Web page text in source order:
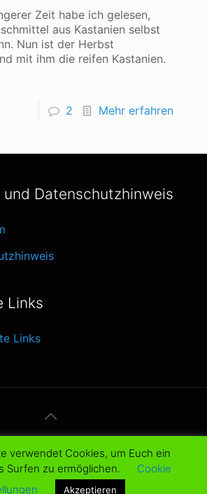
Zeit habe ich gelesen,
aus Kastanien selbst
Nun ist der Herbst
mit ihm die reifen Kastanien.
2 Mehr erfahren
und Datenschutzhinweis
Links
Links
better-life-blog. All Rights
Reserved.
verwendet Cookies, um Euch ein
Surfen zu ermöglichen.
Cookie
Akzeptieren